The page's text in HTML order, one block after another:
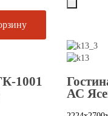
1001
АС